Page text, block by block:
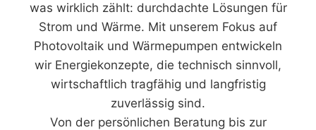
was wirklich zählt: durchdachte Lösungen für
Strom und Wärme. Mit unserem Fokus auf
Photovoltaik und Wärmepumpen entwickeln
wir Energiekonzepte, die technisch sinnvoll,
wirtschaftlich tragfähig und langfristig
zuverlässig sind.
Von der persönlichen Beratung bis zur